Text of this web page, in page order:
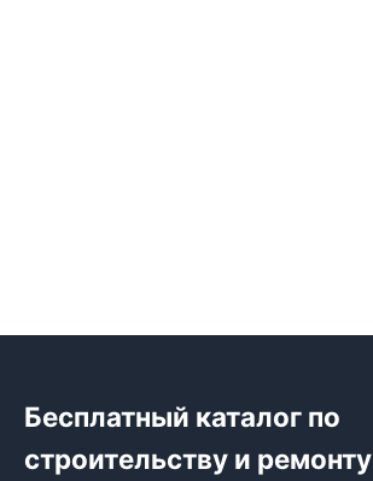
Бесплатный каталог по
строительству и ремонту